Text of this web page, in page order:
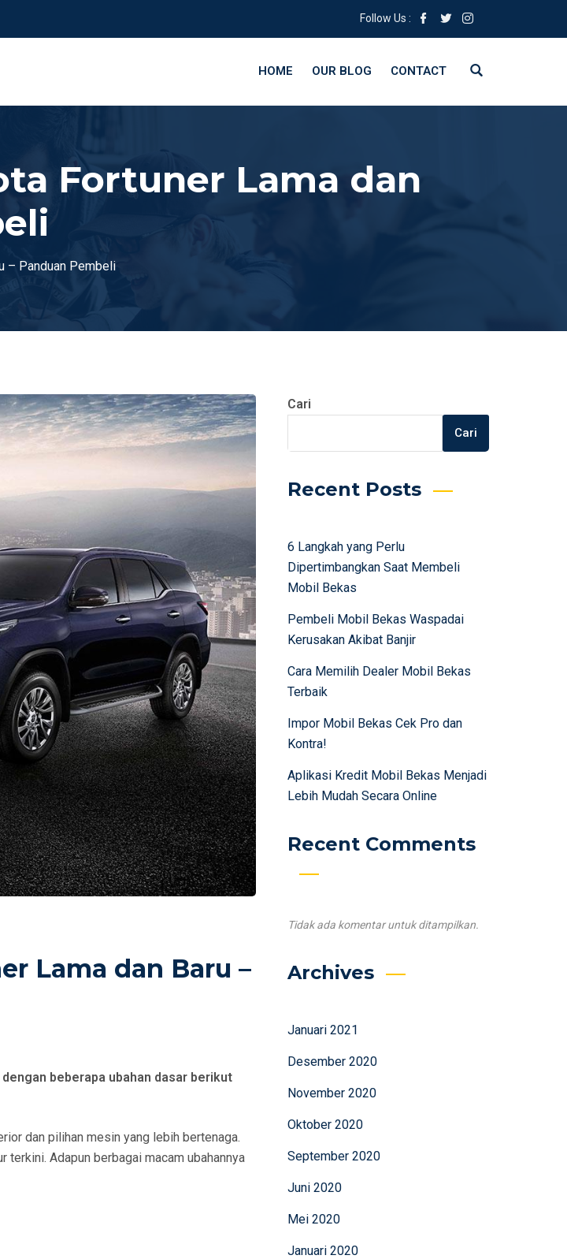
Follow Us :
HOME OUR BLOG CONTACT
Fortuner Lama dan
– Panduan Pembeli
Lama dan Baru –
beberapa ubahan dasar berikut
dan pilihan mesin yang lebih bertenaga.
Adapun berbagai macam ubahannya
Cari
Cari
Recent Posts
6 Langkah yang Perlu
Dipertimbangkan Saat Membeli
Mobil Bekas
Pembeli Mobil Bekas Waspadai
Kerusakan Akibat Banjir
Cara Memilih Dealer Mobil Bekas
Terbaik
Impor Mobil Bekas Cek Pro dan
Kontra!
Aplikasi Kredit Mobil Bekas Menjadi
Lebih Mudah Secara Online
Recent Comments
Tidak ada komentar untuk ditampilkan.
Archives
Januari 2021
Desember 2020
November 2020
Oktober 2020
September 2020
Juni 2020
Mei 2020
Januari 2020